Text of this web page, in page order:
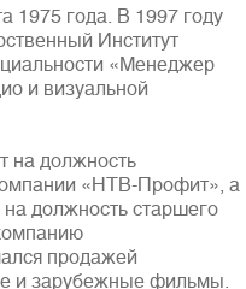
1975 года. В 1997 году
Институт
«Менеджер
и визуальной
на должность
«НТВ-Профит», а
должность старшего
продажей
и зарубежные фильмы.